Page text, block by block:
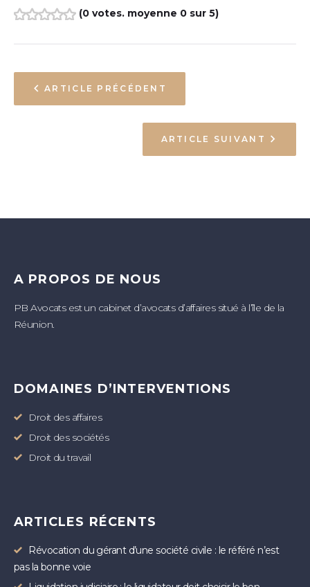
(0 votes. moyenne 0sur 5)
ARTICLE PRÉCÉDENT
ARTICLE SUIVANT
A PROPOS DE NOUS
PB Avocats est un cabinet d’avocats d’affaires situé à l’île de la
Réunion.
DOMAINES D’INTERVENTIONS
Droit des affaires
Droit des sociétés
Droit du travail
ARTICLES RÉCENTS
Révocation du gérant d’une société civile : le référé n’est
pas la bonne voie